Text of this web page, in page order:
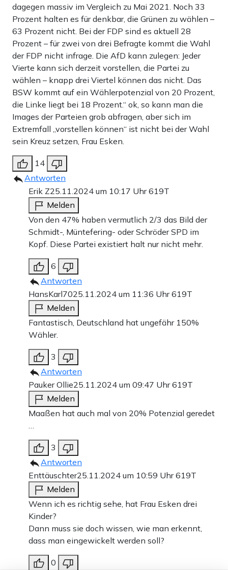
dagegen massiv im Vergleich zu Mai 2021. Noch 33
Prozent halten es für denkbar, die Grünen zu wählen –
63 Prozent nicht. Bei der FDP sind es aktuell 28
Prozent – für zwei von drei Befragte kommt die Wahl
der FDP nicht infrage. Die AfD kann zulegen: Jeder
Vierte kann sich derzeit vorstellen, die Partei zu
wählen – knapp drei Viertel können das nicht. Das
BSW kommt auf ein Wählerpotenzial von 20 Prozent,
die Linke liegt bei 18 Prozent.“ ok, so kann man die
Images der Parteien grob abfragen, aber sich im
Extremfall „vorstellen können“ ist nicht bei der Wahl
sein Kreuz setzen, Frau Esken.
14
Antworten
Erik Z25.11.2024 um 10:17 Uhr619T
Melden
Von den 47% haben vermutlich 2/3 das Bild der
Schmidt-, Müntefering- oder Schröder SPD im
Kopf. Diese Partei existiert halt nur nicht mehr.
6
Antworten
HansKarl7025.11.2024 um 11:36 Uhr619T
Melden
Fantastisch, Deutschland hat ungefähr 150%
Wähler.
3
Antworten
Pauker Ollie25.11.2024 um 09:47 Uhr619T
Melden
Maaßen hat auch mal von 20% Potenzial geredet
3
Antworten
Enttäuschter25.11.2024 um 10:59 Uhr619T
Melden
Wenn ich es richtig sehe, hat Frau Esken drei
Kinder?
Dann muss sie doch wissen, wie man erkennt,
dass man eingewickelt werden soll?
0